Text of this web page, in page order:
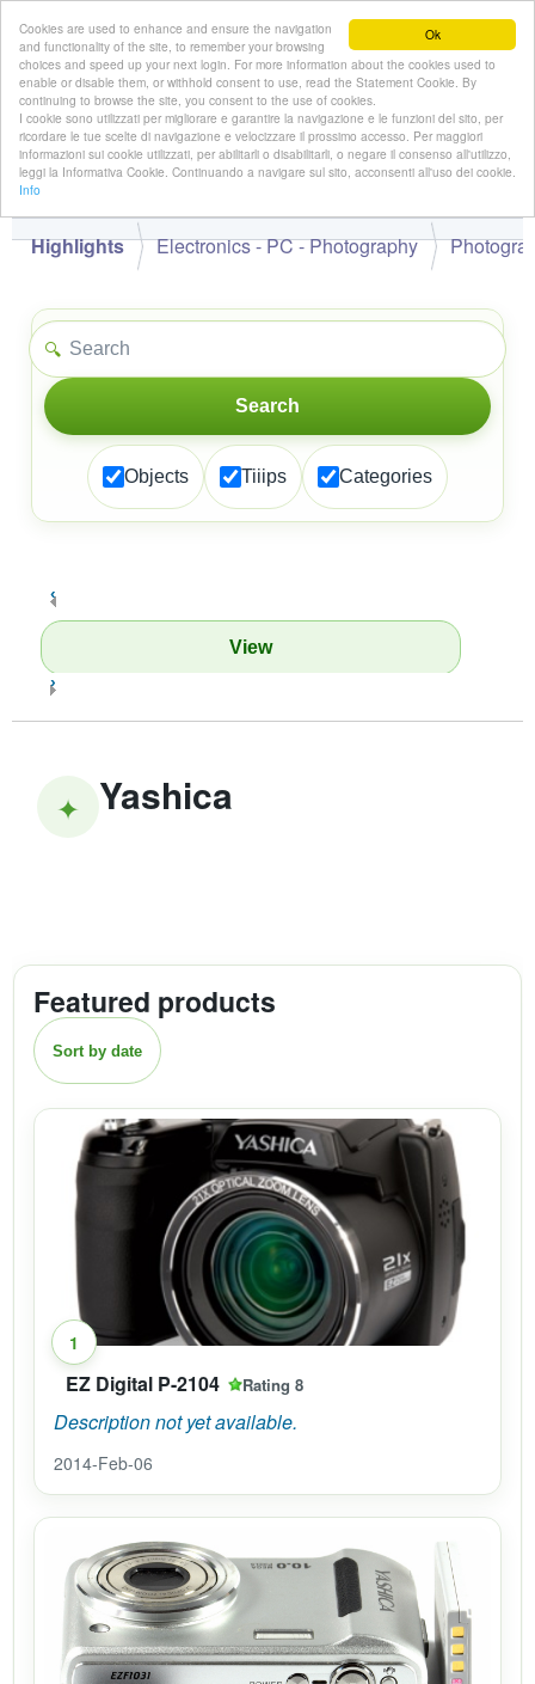
Ok
Cookies are used to enhance and ensure the navigation
and functionality of the site, to remember your browsing
choices and speed up your next login. For more information about the cookies used to
enable or disable them, or withhold consent to use, read the Statement Cookie. By
continuing to browse the site, you consent to the use of cookies.
I cookie sono utilizzati per migliorare e garantire la navigazione e le funzioni del sito, per
ricordare le tue scelte di navigazione e velocizzare il prossimo accesso. Per maggiori
informazioni sui cookie utilizzati, per abilitarli o disabilitarli, o negare il consenso all'utilizzo,
leggi la Informativa Cookie. Continuando a navigare sul sito, acconsenti all'uso dei cookie.
Info
👋 Hello,Guest!
Highlights Electronics - PC - Photography
🔍
Search
Objects Tiiips Categories
‹
View
›
✦ Yashica
Featured products
Sort by date
1
EZ Digital P-2104 Rating 8
Description not yet available.
2014-Feb-06